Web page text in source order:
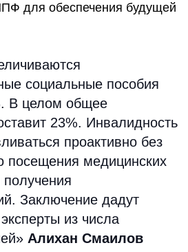
для обеспечения будущей
социальные пособия
В целом общее
23%. Инвалидность
проактивно без
посещения медицинских
Заключение дадут
из числа
Алихан Смаилов